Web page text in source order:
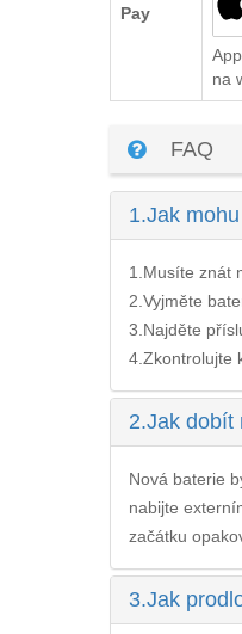
Pay
na
FAQ
1.Jak
1.Musíte znát
2.Vyjměte
3.Najděte
4.Zkontrolujte
2.Jak dobít
Nová baterie
nabijte
začátku
3.Jak